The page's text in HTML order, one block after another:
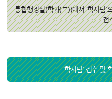
통합행정실(학과(부))에서 ‘학사팀
접
‘학사팀’ 접수 및